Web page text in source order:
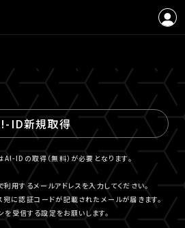
ID新規取得
IDの取得（無料）が必要となります。
するメールアドレスを入力してください。
に認証コードが記載されたメールが届きます。
受信する設定をお願いします。